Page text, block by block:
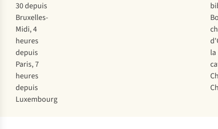
30 depuis
Bruxelles-
Midi, 4
heures
depuis
Paris, 7
heures
depuis
Luxembourg
la